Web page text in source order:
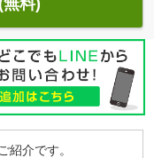
料)
紹介です。